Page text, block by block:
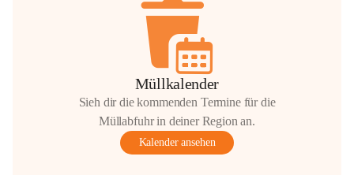
Müllkalender
Sieh dir die kommenden Termine für die
Müllabfuhr in deiner Region an.
Kalender ansehen